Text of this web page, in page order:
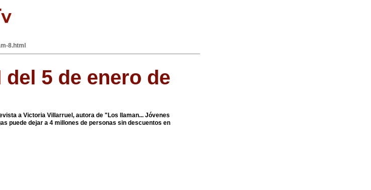
8.html
5 de enero de
a Victoria Villarruel, autora de "Los llaman... Jóvenes
puede dejar a 4 millones de personas sin descuentos en